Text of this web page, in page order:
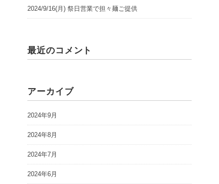
2024/9/16(月) 祭日営業で担々麺ご提供
最近のコメント
アーカイブ
2024年9月
2024年8月
2024年7月
2024年6月